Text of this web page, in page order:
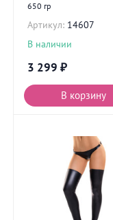
650 гр
Артикул: 14607
В наличии
3 299 ₽
В корзину